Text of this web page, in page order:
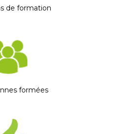
de formation
formées